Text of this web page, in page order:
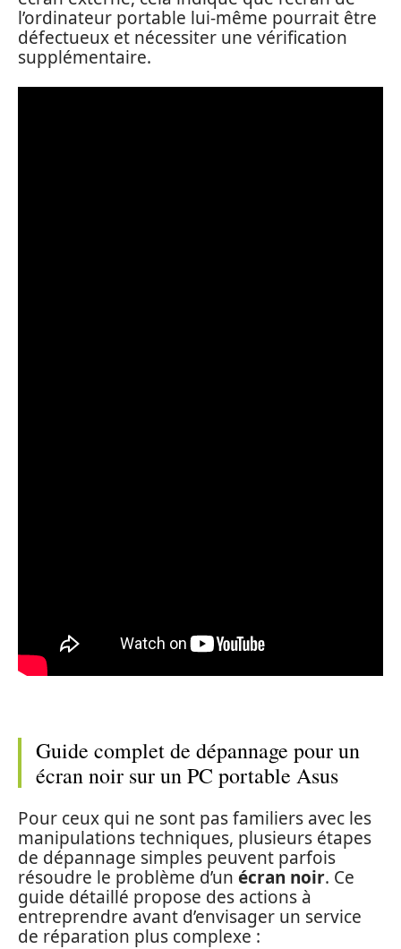
l’ordinateur portable lui-même pourrait être
défectueux et nécessiter une vérification
supplémentaire.
Guide complet de dépannage pour un
écran noir sur un PC portable Asus
Pour ceux qui ne sont pas familiers avec les
manipulations techniques, plusieurs étapes
de dépannage simples peuvent parfois
résoudre le problème d’un écran noir. Ce
guide détaillé propose des actions à
entreprendre avant d’envisager un service
de réparation plus complexe :